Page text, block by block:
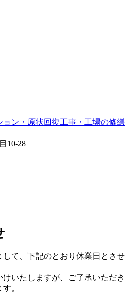
て、下記のとおり休業日とさせ
いたしますが、ご了承いただき
。